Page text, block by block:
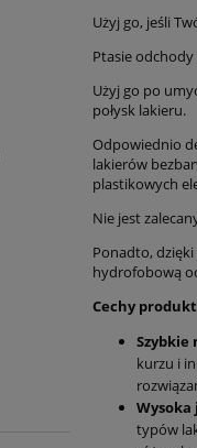
Użyj go, jeśli
Ptasie odchody
Użyj go po
połysk lakieru.
Odpowiednio
lakierów
plastikowych
Nie jest
Ponadto,
hydrofobową
Cechy
Szybkie
kurzu i
Wysoka
typów